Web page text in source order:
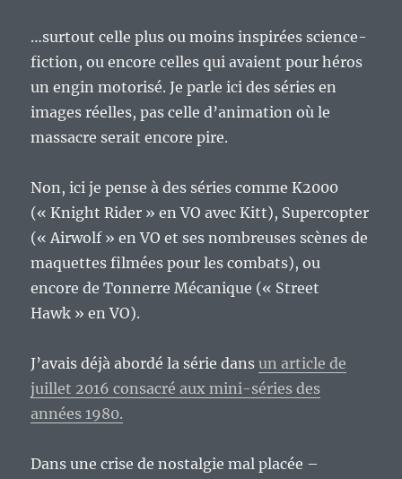
…surtout celle plus ou moins inspirées science-
fiction, ou encore celles qui avaient pour héros
un engin motorisé. Je parle ici des séries en
images réelles, pas celle d’animation où le
massacre serait encore pire.
Non, ici je pense à des séries comme K2000
(« Knight Rider » en VO avec Kitt), Supercopter
(« Airwolf » en VO et ses nombreuses scènes de
maquettes filmées pour les combats), ou
encore de Tonnerre Mécanique (« Street
Hawk » en VO).
J’avais déjà abordé la série dansun article de
juillet 2016 consacré aux mini-séries des
années 1980.
Dans une crise de nostalgie mal placée –